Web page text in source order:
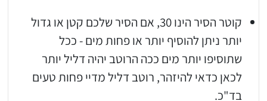
קוטר הסיר הינו 30, אם הסיר שלכם קטן או גדול
יותר ניתן להוסיף יותר או פחות מים - ככל
שתוסיפו יותר מים ככה הרוטב יהיה דליל יותר
לכאן כדאי להיזהר, רוטב דליל מדיי פחות טעים
בד"כ.